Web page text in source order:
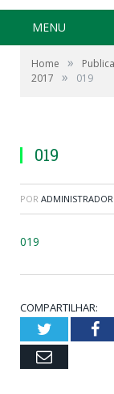
MENU
Home »
2017
» 019
019
POR ADMINISTRADOR
019
COMPARTILHAR:
Twitter
Email